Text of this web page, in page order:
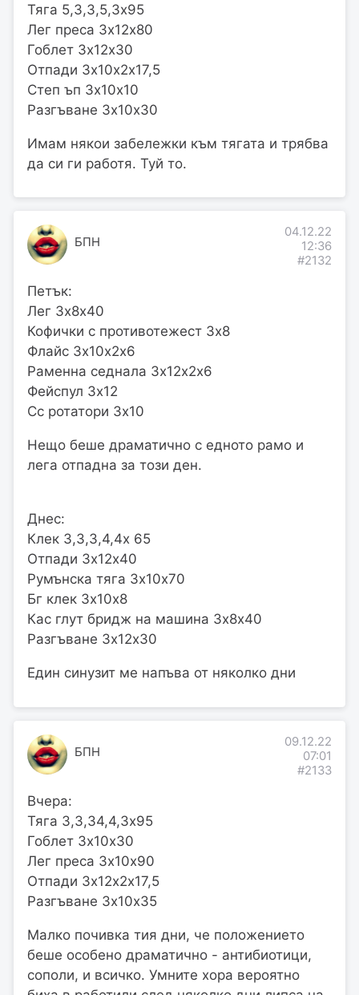
Тяга 5,3,3,5,3х95
Лег преса 3х12х80
Гоблет 3х12х30
Отпади 3х10х2х17,5
Степ ъп 3х10х10
Разгъване 3х10х30
Имам някои забележки към тягата и трябва
да си ги работя. Туй то.
БПН
04.12.22
12:36
#2132
Петък:
Лег 3х8х40
Кофички с противотежест 3х8
Флайс 3х10х2х6
Раменна седнала 3х12х2х6
Фейспул 3х12
Сс ротатори 3х10
Нещо беше драматично с едното рамо и
лега отпадна за този ден.
Днес:
Клек 3,3,3,4,4х 65
Отпади 3х12х40
Румънска тяга 3х10х70
Бг клек 3х10х8
Кас глут бридж на машина 3х8х40
Разгъване 3х12х30
Един синузит ме напъва от няколко дни
БПН
09.12.22
07:01
#2133
Вчера:
Тяга 3,3,34,4,3х95
Гоблет 3х10х30
Лег преса 3х10х90
Отпади 3х12х2х17,5
Разгъване 3х10х35
Малко почивка тия дни, че положението
беше особено драматично - антибиотици,
сополи, и всичко. Умните хора вероятно